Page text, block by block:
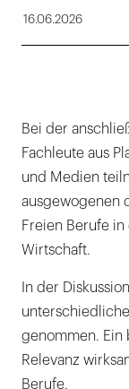
16.06.2026
Bei der
Fachleute aus
und Medien
ausgewogenen
Freien Berufe
Wirtschaft.
In der
genommen. Ein
Relevanz
Berufe.